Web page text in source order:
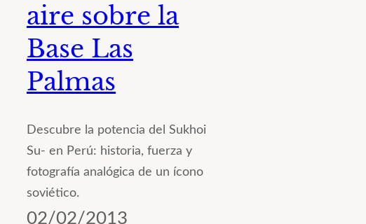
aire sobre la
Base Las
Palmas
Descubre la potencia del Sukhoi
Su- en Perú: historia, fuerza y
fotografía analógica de un ícono
soviético.
02/02/2013